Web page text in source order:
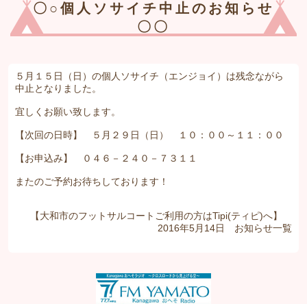
〇○個人ソサイチ中止のお知らせ
〇〇
５月１５日（日）の個人ソサイチ（エンジョイ）は残念ながら
中止となりました。
宜しくお願い致します。
【次回の日時】 ５月２９日（日） １０：００～１１：００
【お申込み】 ０４６－２４０－７３１１
またのご予約お待ちしております！
【大和市のフットサルコートご利用の方はTipi(ティピ)へ】
2016年5月14日 お知らせ一覧